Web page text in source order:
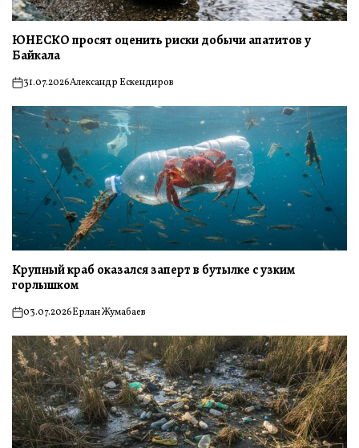
ЮНЕСКО просят оценить риски добычи апатитов у
Байкала
on31.07.2026Александр Ескендиров
Крупный краб оказался заперт в бутылке с узким
горлышком
on03.07.2026Ерлан Жумабаев